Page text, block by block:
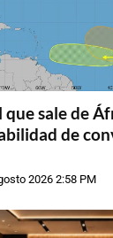
sale de
de
2026 2:58 PM